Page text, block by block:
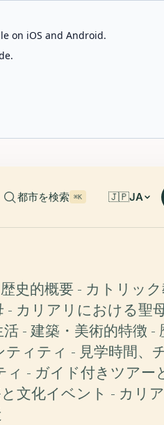
on iOS and Android.
都市を検索 ⌘K 🇯🇵JA
史的概要 - カトリッ
- カリアリにおける聖
- 建築・美術的特徴 -
ィティ - 見学時間、
ィ - ガイド付きツアー
と文化イベント - カリ